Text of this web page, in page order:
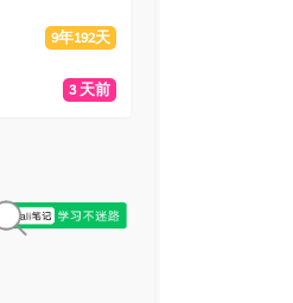
9年192天
3 天前